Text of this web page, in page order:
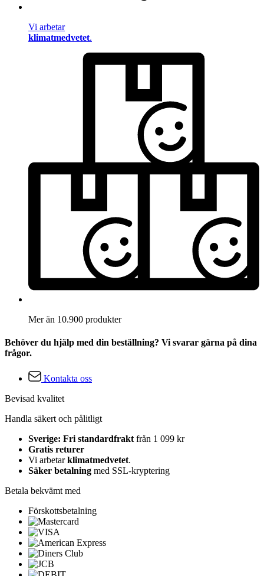
Vi arbetar
klimatmedvetet.
Mer än 10.900 produkter
Behöver du hjälp med din beställning? Vi svarar gärna på dina
frågor.
Kontakta oss
Bevisad kvalitet
Handla säkert och pålitligt
Sverige: Fri standardfrakt från 1 099 kr
Gratis returer
Vi arbetarklimatmedvetet.
Säker betalning med SSL-kryptering
Betala bekvämt med
Förskottsbetalning